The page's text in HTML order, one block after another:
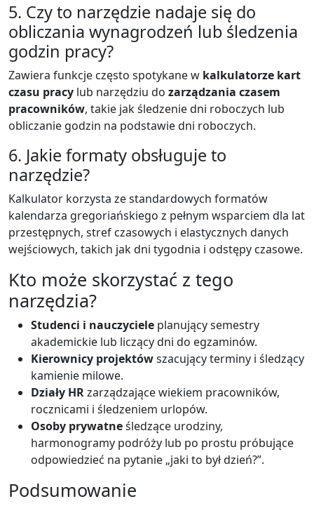
5. Czy to narzędzie nadaje się do
obliczania wynagrodzeń lub śledzenia
godzin pracy?
Zawiera funkcje często spotykane w kalkulatorze kart
czasu pracy lub narzędziu do zarządzania czasem
pracowników, takie jak śledzenie dni roboczych lub
obliczanie godzin na podstawie dni roboczych.
6. Jakie formaty obsługuje to
narzędzie?
Kalkulator korzysta ze standardowych formatów
kalendarza gregoriańskiego z pełnym wsparciem dla lat
przestępnych, stref czasowych i elastycznych danych
wejściowych, takich jak dni tygodnia i odstępy czasowe.
Kto może skorzystać z tego
narzędzia?
Studenci i nauczyciele planujący semestry
akademickie lub liczący dni do egzaminów.
Kierownicy projektówszacujący terminy i śledzący
kamienie milowe.
Działy HRzarządzające wiekiem pracowników,
rocznicami i śledzeniem urlopów.
Osoby prywatneśledzące urodziny,
harmonogramy podróży lub po prostu próbujące
odpowiedzieć na pytanie „jaki to był dzień?”.
Podsumowanie